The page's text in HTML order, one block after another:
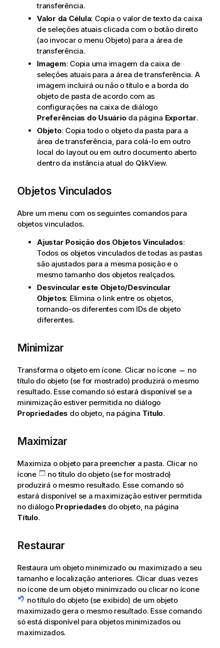
transferência.
Valor da Célula: Copia o valor de texto da caixa
de seleções atuais clicada com o botão direito
(ao invocar o menu Objeto) para a área de
transferência.
Imagem: Copia uma imagem da caixa de
seleções atuais para a área de transferência. A
imagem incluirá ou não o título e a borda do
objeto de pasta de acordo com as
configurações na caixa de diálogo
Preferências do Usuário da página Exportar.
Objeto: Copia todo o objeto da pasta para a
área de transferência, para colá-lo em outro
local do layout ou em outro documento aberto
dentro da instância atual do QlikView.
Objetos Vinculados
Abre um menu com os seguintes comandos para
objetos vinculados.
Ajustar Posição dos Objetos Vinculados:
Todos os objetos vinculados de todas as pastas
são ajustados para a mesma posição e o
mesmo tamanho dos objetos realçados.
Desvincular este Objeto/Desvincular
Objetos: Elimina o link entre os objetos,
tornando-os diferentes com IDs de objeto
diferentes.
Minimizar
Transforma o objeto em ícone. Clicar no ícone
no
título do objeto (se for mostrado) produzirá o mesmo
resultado. Esse comando só estará disponível se a
minimização estiver permitida no diálogo
Propriedades do objeto, na página Título.
Maximizar
Maximiza o objeto para preencher a pasta. Clicar no
ícone
no título do objeto (se for mostrado)
produzirá o mesmo resultado. Esse comando só
estará disponível se a maximização estiver permitida
no diálogo Propriedades do objeto, na página
Título.
Restaurar
Restaura um objeto minimizado ou maximizado a seu
tamanho e localização anteriores. Clicar duas vezes
no ícone de um objeto minimizado ou clicar no ícone
no título do objeto (se exibido) de um objeto
maximizado gera o mesmo resultado. Esse comando
só está disponível para objetos minimizados ou
maximizados.